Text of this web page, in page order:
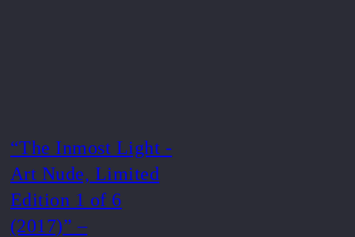
“The Inmost Light -
Art Nude, Limited
Edition 1 of 6
(2017)” –